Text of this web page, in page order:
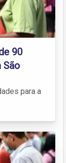
90
São
para a